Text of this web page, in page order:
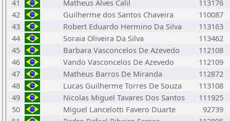
41
Matheus Alves Calil
113176
42
Guilherme dos Santos Chaveira
110087
43
Robert Eduardo Hermino Da Silva
113163
44
Soraia Oliveira Da Silva
113462
45
Barbara Vasconcelos De Azevedo
112108
46
Vando Vasconcelos De Azevedo
112109
47
Matheus Barros De Miranda
112872
48
Lucas Guilherme Torres De Souza
113108
49
Nicolas Miguel Tavares Dos Santos
111925
50
Miguel Lancelotti Favero Duarte
92739